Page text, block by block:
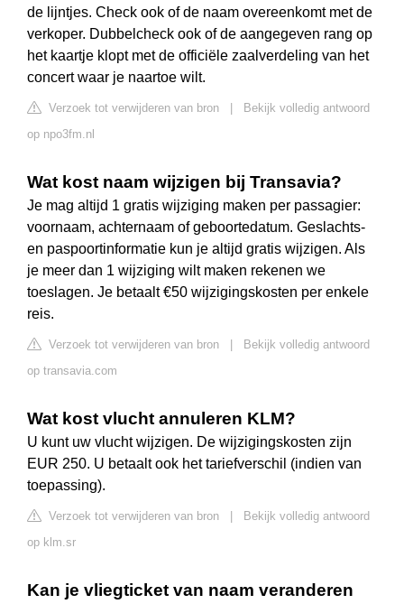
de lijntjes. Check ook of de naam overeenkomt met de
verkoper. Dubbelcheck ook of de aangegeven rang op
het kaartje klopt met de officiële zaalverdeling van het
concert waar je naartoe wilt.
Verzoek tot verwijderen van bron
Bekijk volledig antwoord
op npo3fm.nl
Wat kost naam wijzigen bij Transavia?
Je mag altijd 1 gratis wijziging maken per passagier:
voornaam, achternaam of geboortedatum. Geslachts-
en paspoortinformatie kun je altijd gratis wijzigen. Als
je meer dan 1 wijziging wilt maken rekenen we
toeslagen. Je betaalt €50 wijzigingskosten per enkele
reis.
Verzoek tot verwijderen van bron
Bekijk volledig antwoord
op transavia.com
Wat kost vlucht annuleren KLM?
U kunt uw vlucht wijzigen. De wijzigingskosten zijn
EUR 250. U betaalt ook het tariefverschil (indien van
toepassing).
Verzoek tot verwijderen van bron
Bekijk volledig antwoord
op klm.sr
Kan je vliegticket van naam veranderen